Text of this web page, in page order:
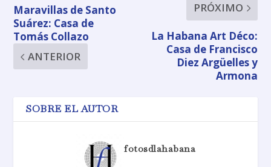
Maravillas de Santo
Suárez: Casa de
Tomás Collazo
ANTERIOR
PRÓXIMO
La Habana Art Déco:
Casa de Francisco
Diez Argüelles y
Armona
SOBRE EL AUTOR
fotosdlahabana